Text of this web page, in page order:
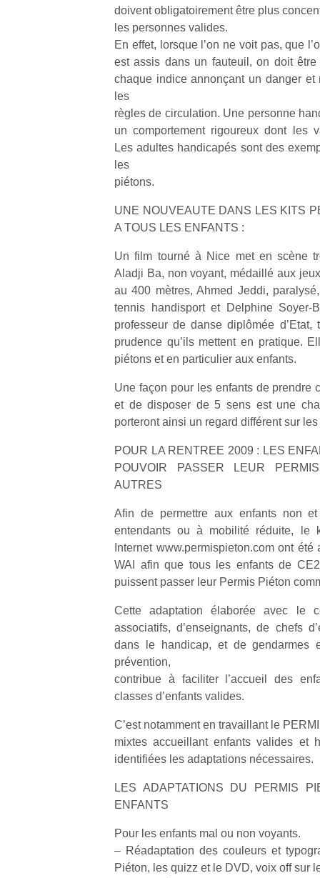
doivent obligatoirement être plus
les personnes valides.
En effet, lorsque l’on ne voit pas, que
est assis dans un fauteuil, on doit être
chaque indice annonçant un danger et
les
règles de circulation. Une personne
un comportement rigoureux dont les
Les adultes handicapés sont des
les
piétons.
UNE NOUVEAUTE DANS LES KITS
A TOUS LES ENFANTS :
Un film tourné à Nice met en scène
Aladji Ba, non voyant, médaillé aux
au 400 mètres, Ahmed Jeddi,
tennis handisport et Delphine Soyer-
professeur de danse diplômée d’Etat,
prudence qu’ils mettent en pratique.
piétons et en particulier aux enfants.
Une façon pour les enfants de prendre
et de disposer de 5 sens est une
porteront ainsi un regard différent sur
POUR LA RENTREE 2009 : LES
POUVOIR PASSER LEUR
AUTRES
Afin de permettre aux enfants non
entendants ou à mobilité réduite, le
Internet www.permispieton.com ont
WAI afin que tous les enfants de
puissent passer leur Permis Piéton
Cette adaptation élaborée avec le
associatifs, d’enseignants, de chefs
dans le handicap, et de gendarmes
prévention,
contribue à faciliter l’accueil des
classes d’enfants valides.
C’est notamment en travaillant le
mixtes accueillant enfants valides et
identifiées les adaptations nécessaires.
LES ADAPTATIONS DU PERMIS
ENFANTS
Pour les enfants mal ou non voyants.
– Réadaptation des couleurs et
Piéton, les quizz et le DVD, voix off sur